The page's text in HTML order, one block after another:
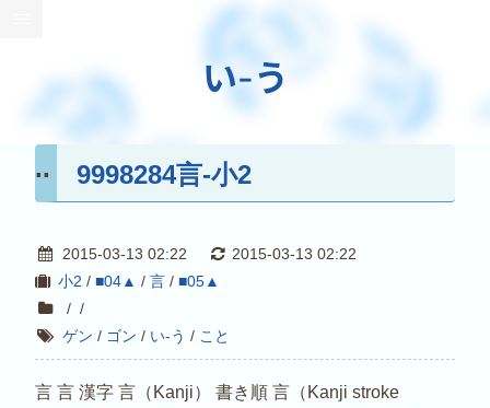
い-う
9998284言-小2
2015-03-13 02:22
2015-03-13 02:22
小2 / ■04▲ / 言/ ■05▲
/ /
ゲン / ゴン / い-う / こと
言 言 漢字 言（Kanji） 書き順 言（Kanji stroke